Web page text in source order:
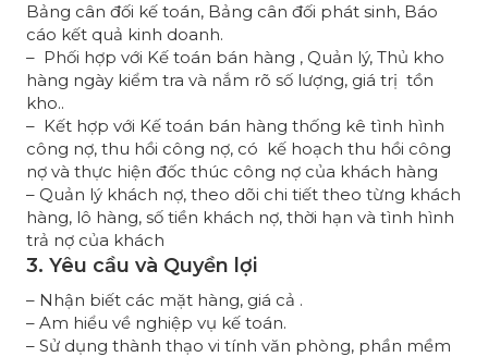
Bảng cân đối kế toán, Bảng cân đối phát sinh, Báo
cáo kết quả kinh doanh.
– Phối hợp với Kế toán bán hàng , Quản lý, Thủ kho
hàng ngày kiểm tra và nắm rõ số lượng, giá trị tồn
kho..
– Kết hợp với Kế toán bán hàng thống kê tình hình
công nợ, thu hồi công nợ, có kế hoạch thu hồi công
nợ và thực hiện đốc thúc công nợ của khách hàng
– Quản lý khách nợ, theo dõi chi tiết theo từng khách
hàng, lô hàng, số tiền khách nợ, thời hạn và tình hình
trả nợ của khách
3. Yêu cầu và Quyền lợi
– Nhận biết các mặt hàng, giá cả .
– Am hiểu về nghiệp vụ kế toán.
– Sử dụng thành thạo vi tính văn phòng, phần mềm